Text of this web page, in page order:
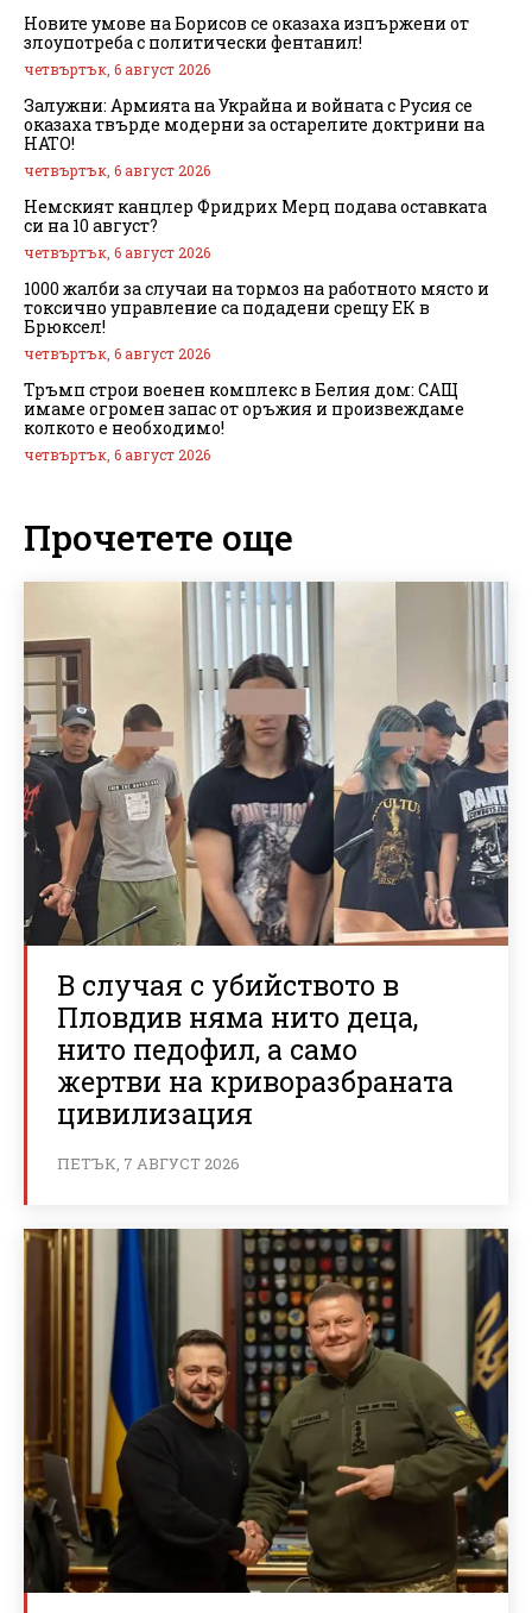
Новите умове на Борисов се оказаха изпържени от
злоупотреба с политически фентанил!
четвъртък, 6 август 2026
Залужни: Армията на Украйна и войната с Русия се
оказаха твърде модерни за остарелите доктрини на
НАТО!
четвъртък, 6 август 2026
Немският канцлер Фридрих Мерц подава оставката
си на 10 август?
четвъртък, 6 август 2026
1000 жалби за случаи на тормоз на работното място и
токсично управление са подадени срещу ЕК в
Брюксел!
четвъртък, 6 август 2026
Тръмп строи военен комплекс в Белия дом: САЩ
имаме огромен запас от оръжия и произвеждаме
колкото е необходимо!
четвъртък, 6 август 2026
Прочетете още
В случая с убийството в
Пловдив няма нито деца,
нито педофил, а само
жертви на криворазбраната
цивилизация
ПЕТЪК, 7 АВГУСТ 2026